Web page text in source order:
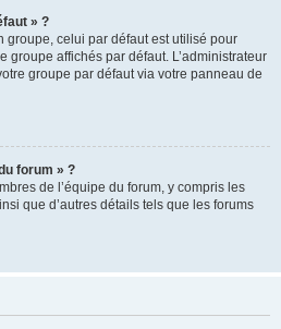
» ?
groupe, celui par défaut est utilisé pour
groupe affichés par défaut. L’administrateur
groupe par défaut via votre panneau de
forum » ?
de l’équipe du forum, y compris les
que d’autres détails tels que les forums